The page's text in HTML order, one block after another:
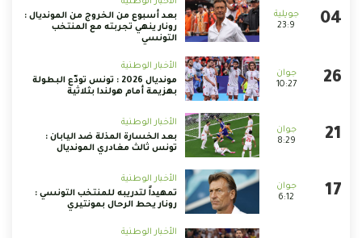
23:9
بعد أسبوع من الخروج من المونديال :
رونار ينهي تجربته مع المنتخب
التونسي
10:27
الأخبار الوطنية
مونديال 2026 : تونس تودّع البطولة
بهزيمة أمام هولندا بثلاثية
8:29
الأخبار الوطنية
بعد الخسارة المذلة ضد اليابان :
تونس ثالث مغادري المونديال
6:12
الأخبار الوطنية
تمهيداً لتدريبه للمنتخب التونسي :
رونار يحط الرحال بمونتيري
الأخبار الوطنية